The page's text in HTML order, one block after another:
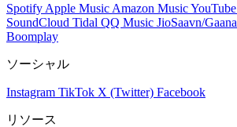
Spotify Apple Music Amazon MusicYouTube
SoundCloud Tidal QQ Music JioSaavn/Gaana
Boomplay
ソーシャル
Instagram TikTok X (Twitter) Facebook
リソース